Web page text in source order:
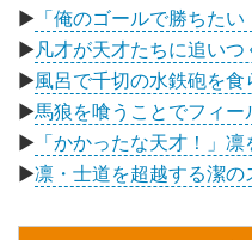
▶ 「俺のゴールで勝ちた
▶ 凡才が天才たちに追いつ
▶風呂で千切の水鉄砲を食
▶馬狼を喰うことでフィ
▶ 「かかったな天才！」
▶凛・士道を超越する潔